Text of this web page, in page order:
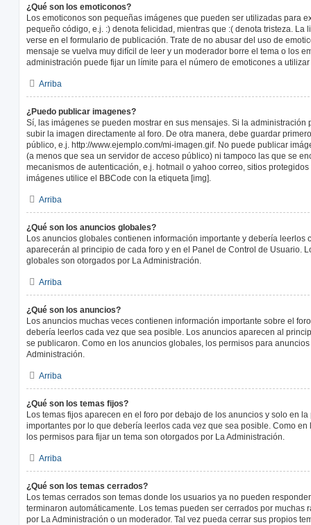
¿Qué son los emoticonos?
Los emoticonos son pequeñas imágenes que pueden ser utilizadas para
pequeño código, e.j. :) denota felicidad, mientras que :( denota tristeza. La
verse en el formulario de publicación. Trate de no abusar del uso de
mensaje se vuelva muy difícil de leer y un moderador borre el tema o los
administración puede fijar un límite para el número de emoticones a
Arriba
¿Puedo publicar imagenes?
Sí, las imágenes se pueden mostrar en sus mensajes. Si la administración
subir la imagen directamente al foro. De otra manera, debe guardar
público, e.j. http://www.ejemplo.com/mi-imagen.gif. No puede publicar
(a menos que sea un servidor de acceso público) ni tampoco las que se
mecanismos de autenticación, e.j. hotmail o yahoo correo, sitios
imágenes utilice el BBCode con la etiqueta [img].
Arriba
¿Qué son los anuncios globales?
Los anuncios globales contienen información importante y debería leerlos
aparecerán al principio de cada foro y en el Panel de Control de Usuario.
globales son otorgados por La Administración.
Arriba
¿Qué son los anuncios?
Los anuncios muchas veces contienen información importante sobre el
debería leerlos cada vez que sea posible. Los anuncios aparecen al
se publicaron. Como en los anuncios globales, los permisos para
Administración.
Arriba
¿Qué son los temas fijos?
Los temas fijos aparecen en el foro por debajo de los anuncios y solo en
importantes por lo que debería leerlos cada vez que sea posible. Como
los permisos para fijar un tema son otorgados por La Administración.
Arriba
¿Qué son los temas cerrados?
Los temas cerrados son temas donde los usuarios ya no pueden
terminaron automáticamente. Los temas pueden ser cerrados por muchas
por La Administración o un moderador. Tal vez pueda cerrar sus propios